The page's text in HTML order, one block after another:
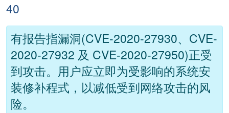
40
有报告指漏洞(CVE-2020-27930、CVE-
2020-27932 及 CVE-2020-27950)正受
到攻击。用户应立即为受影响的系统安
装修补程式，以减低受到网络攻击的风
险。